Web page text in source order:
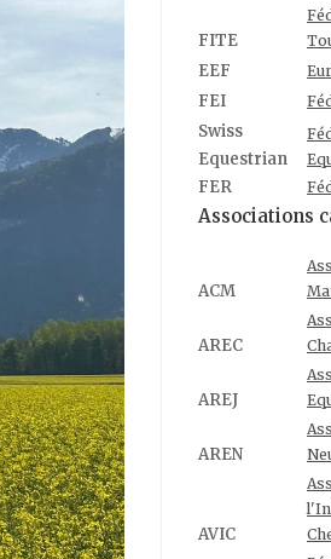
FITE
EEF
FEI
Swiss
Equestrian
FER
Associations
ACM
AREC
AREJ
AREN
AVIC